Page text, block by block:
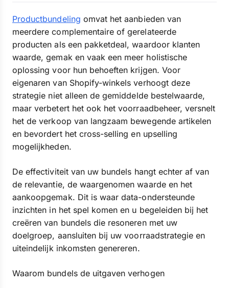
Productbundeling omvat het aanbieden van
meerdere complementaire of gerelateerde
producten als een pakketdeal, waardoor klanten
waarde, gemak en vaak een meer holistische
oplossing voor hun behoeften krijgen. Voor
eigenaren van Shopify-winkels verhoogt deze
strategie niet alleen de gemiddelde bestelwaarde,
maar verbetert het ook het voorraadbeheer, versnelt
het de verkoop van langzaam bewegende artikelen
en bevordert het cross-selling en upselling
mogelijkheden.
De effectiviteit van uw bundels hangt echter af van
de relevantie, de waargenomen waarde en het
aankoopgemak. Dit is waar data-ondersteunde
inzichten in het spel komen en u begeleiden bij het
creëren van bundels die resoneren met uw
doelgroep, aansluiten bij uw voorraadstrategie en
uiteindelijk inkomsten genereren.
Waarom bundels de uitgaven verhogen